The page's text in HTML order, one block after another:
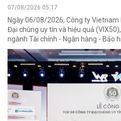
07/08/2026 05:17
Ngày 06/08/2026, Công ty Vietnam
Đại chúng uy tín và hiệu quả
ngành Tài chính - Ngân hàng - Bảo